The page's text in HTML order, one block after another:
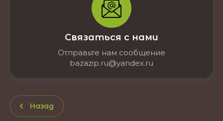
Связаться с нами
Отправьте нам сообщение
bazazip.ru@yandex.ru
Назад